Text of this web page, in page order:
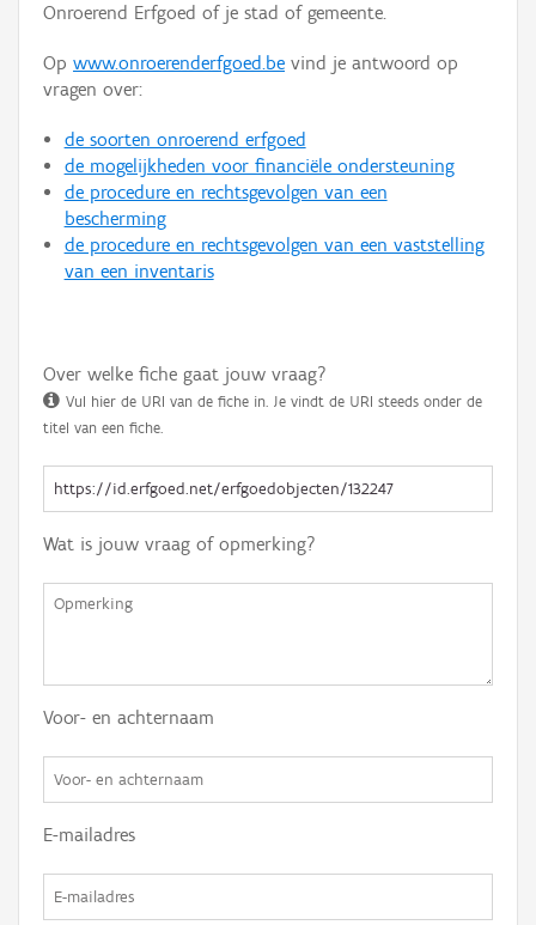
Aanmelden
Onroerend Erfgoed of je stad of gemeente.
Op www.onroerenderfgoed.be vind je antwoord op
vragen over:
de soorten onroerend erfgoed
de mogelijkheden voor financiële ondersteuning
de procedure en rechtsgevolgen van een
bescherming
de procedure en rechtsgevolgen van een vaststelling
van een inventaris
Over welke fiche gaat jouw vraag?
Vul hier de URI van de fiche in. Je vindt de URI steeds onder de
titel van een fiche.
Wat is jouw vraag of opmerking?
Voor- en achternaam
E-mailadres